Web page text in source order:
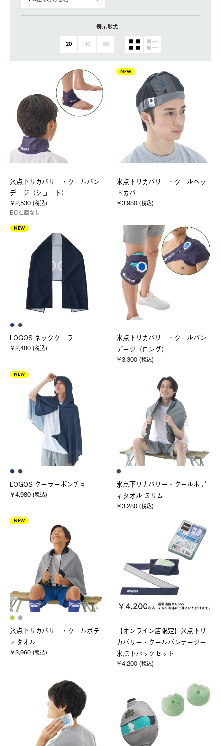
表示形式
20 40 60
氷点下リカバリー・クールバン
デージ（ショート）
￥2,530 (税込)
EC在庫なし
NEW
氷点下リカバリー・クールヘッ
ドカバー
￥3,980 (税込)
NEW
LOGOS ネッククーラー
￥2,480 (税込)
氷点下リカバリー・クールバン
デージ（ロング）
￥3,300 (税込)
NEW
LOGOS クーラーポンチョ
￥4,980 (税込)
氷点下リカバリー・クールボデ
ィタオル スリム
￥3,280 (税込)
NEW
氷点下リカバリー・クールボデ
ィタオル
￥3,960 (税込)
【オンライン店限定】氷点下リ
カバリー・クールバンテージ＋
氷点下パックセット
￥4,200 (税込)